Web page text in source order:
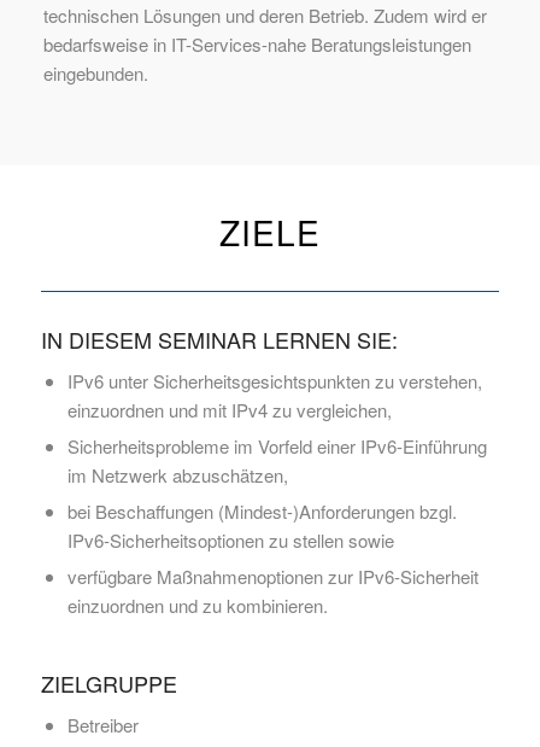
technischen Lösungen und deren Betrieb. Zudem wird er
bedarfsweise in IT-Services-nahe Beratungsleistungen
eingebunden.
ZIELE
IN DIESEM SEMINAR LERNEN SIE:
IPv6 unter Sicherheitsgesichtspunkten zu verstehen,
einzuordnen und mit IPv4 zu vergleichen,
Sicherheitsprobleme im Vorfeld einer IPv6-Einführung
im Netzwerk abzuschätzen,
bei Beschaffungen (Mindest-)Anforderungen bzgl.
IPv6-Sicherheitsoptionen zu stellen sowie
verfügbare Maßnahmenoptionen zur IPv6-Sicherheit
einzuordnen und zu kombinieren.
ZIELGRUPPE
Betreiber